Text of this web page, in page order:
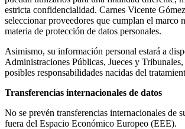
estricta confidencialidad. Carnes Vicente
seleccionar proveedores que cumplan el marco
materia de protección de datos personales.
Asimismo, su información personal estará a
Administraciones Públicas, Jueces y
posibles responsabilidades nacidas del
Transferencias internacionales de datos
No se prevén transferencias internacionales de
fuera del Espacio Económico Europeo (EEE).